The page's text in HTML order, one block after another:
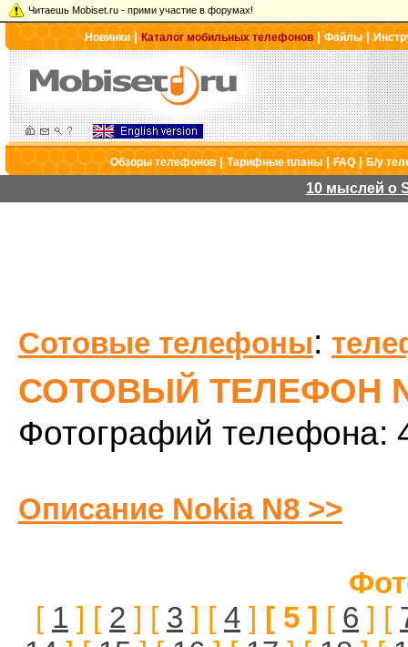
Читаешь Mobiset.ru - прими участие в форумах!
Новинки|Каталог мобильных телефонов |Файлы|
Обзоры телефонов|Тарифные планы|FAQ|Б/у
10 мыслей о
Сотовые телефоны:
СОТОВЫЙ ТЕЛЕФОН
Фотографий телефона:
Описание Nokia N8 >>
[ 1 ] [ 2 ] [ 3 ] [ 4 ] [ 5 ] [ 6 ] [